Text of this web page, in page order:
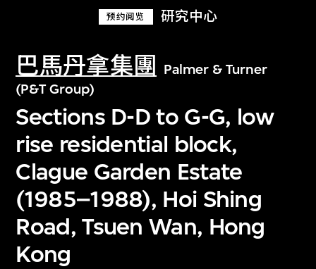
预约阅览 研究中心
巴馬丹拿集團
Palmer & Turner
(P&T Group)
Sections D-D to G-G, low
rise residential block,
Clague Garden Estate
(1985–1988), Hoi Shing
Road, Tsuen Wan, Hong
Kong
探索世界顶级的二十及二十一世纪视觉
文化藏品。